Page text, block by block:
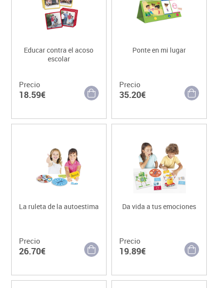
Educar contra el acoso
escolar
Precio
18.59€
Ponte en mi lugar
Precio
35.20€
La ruleta de la autoestima
Precio
26.70€
Da vida a tus emociones
Precio
19.89€